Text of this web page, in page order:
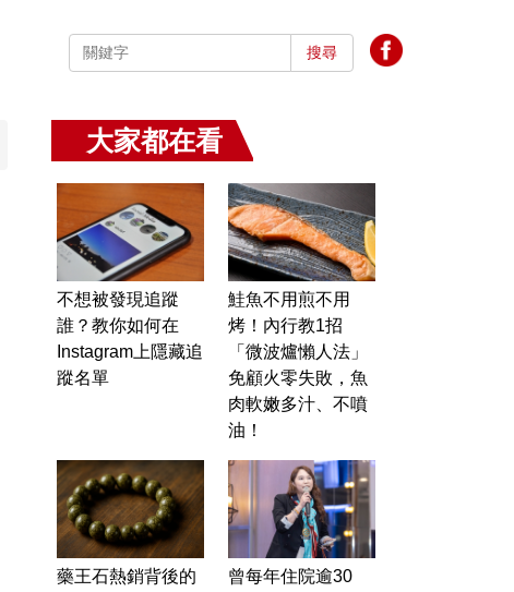
搜尋
大家都在看
不想被發現追蹤
誰？教你如何在
Instagram上隱藏追
蹤名單
鮭魚不用煎不用
烤！內行教1招
「微波爐懶人法」
免顧火零失敗，魚
肉軟嫩多汁、不噴
油！
藥王石熱銷背後的
曾每年住院逾30